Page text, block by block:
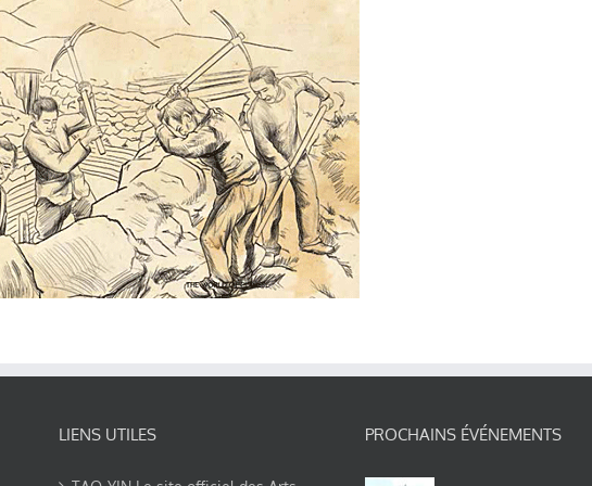
LIENS UTILES PROCHAINS ÉVÉNEMENTS